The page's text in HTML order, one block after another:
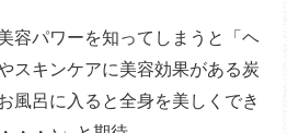
容パワーを知ってしまうと「ヘ
スキンケアに美容効果がある炭
風呂に入ると全身を美しくでき